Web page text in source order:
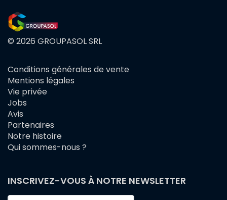
© 2026 GROUPASOL SRL
FOOTER
MENU
Conditions générales de vente
Mentions légales
Vie privée
Jobs
Avis
Partenaires
Notre histoire
Qui sommes-nous ?
INSCRIVEZ-VOUS À NOTRE NEWSLETTER